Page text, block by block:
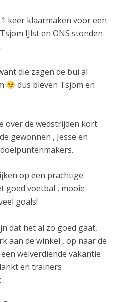
keer klaarmaken voor een
IJlst en ONS stonden
die zagen de bui al
dus bleven Tsjom en
over de wedstrijden kort
gewonnen , Jesse en
op een prachtige
goed voetbal , mooie
goals!
dat het al zo goed gaat,
aan de winkel , op naar de
welverdiende vakantie
en trainers
.